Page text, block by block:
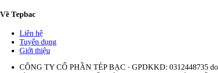
Về Tepbac
Liên hệ
Tuyển dụng
Giới thiệu
CÔNG TY CỔ PHẦN TÉP BẠC · GPDKKD: 0312448735 do